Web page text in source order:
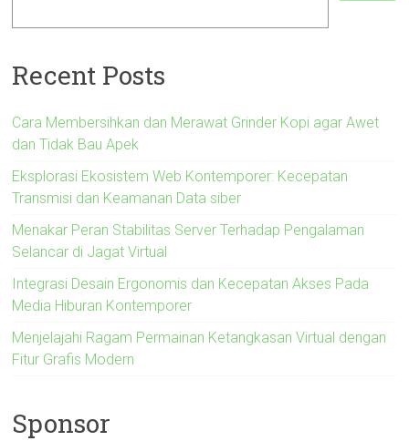
Recent Posts
Cara Membersihkan dan Merawat Grinder Kopi agar Awet
dan Tidak Bau Apek
Eksplorasi Ekosistem Web Kontemporer: Kecepatan
Transmisi dan Keamanan Data siber
Menakar Peran Stabilitas Server Terhadap Pengalaman
Selancar di Jagat Virtual
Integrasi Desain Ergonomis dan Kecepatan Akses Pada
Media Hiburan Kontemporer
Menjelajahi Ragam Permainan Ketangkasan Virtual dengan
Fitur Grafis Modern
Sponsor